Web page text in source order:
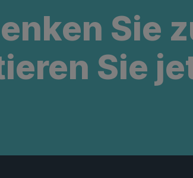
Sie
Sie